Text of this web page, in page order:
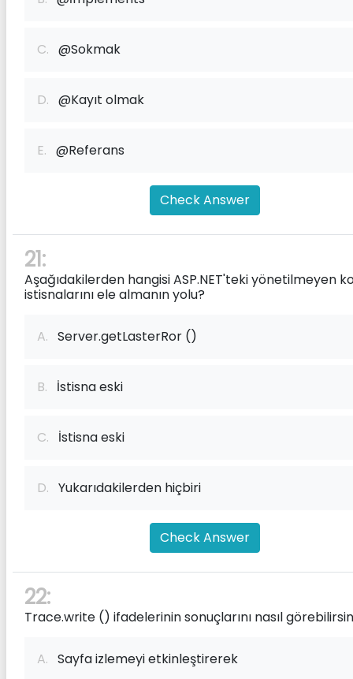
C. @Sokmak
D. @Kayıt olmak
E. @Referans
Check Answer
21:
Aşağıdakilerden hangisi ASP.NET'teki yönetilmeyen
istisnalarını ele almanın yolu?
A. Server.getLasterRor ()
B. İstisna eski
C. İstisna eski
D. Yukarıdakilerden hiçbiri
Check Answer
22:
Trace.write () ifadelerinin sonuçlarını nasıl
A. Sayfa izlemeyi etkinleştirerek